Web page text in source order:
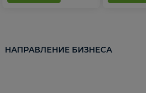
НАПРАВЛЕНИЕ БИЗНЕСА